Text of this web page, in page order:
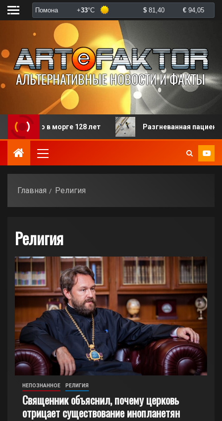
в морге 128 лет Разгневанная пациентка
Главная Религия
Религия
НЕПОЗНАННОЕ РЕЛИГИЯ
Священник объяснил, почему церковь
отрицает существование инопланетян